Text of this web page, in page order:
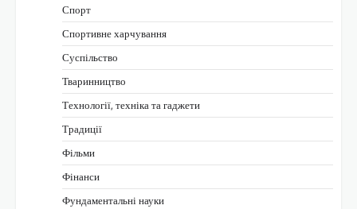
Спорт
Спортивне харчування
Суспільство
Тваринництво
Технології, техніка та гаджети
Традиції
Фільми
Фінанси
Фундаментальні науки